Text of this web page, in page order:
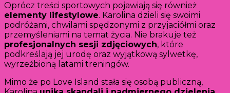
Oprócz treści sportowych pojawiają się również
elementy lifestylowe. Karolina dzieli się swoimi
podróżami, chwilami spędzonymi z przyjaciółmi oraz
przemyśleniami na temat życia. Nie brakuje też
profesjonalnych sesji zdjęciowych, które
podkreślają jej urodę oraz wyjątkową sylwetkę,
wyrzeźbioną latami treningów.
Mimo że po Love Island stała się osobą publiczną,